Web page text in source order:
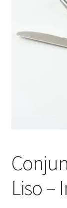
Minha Conta
Liso –